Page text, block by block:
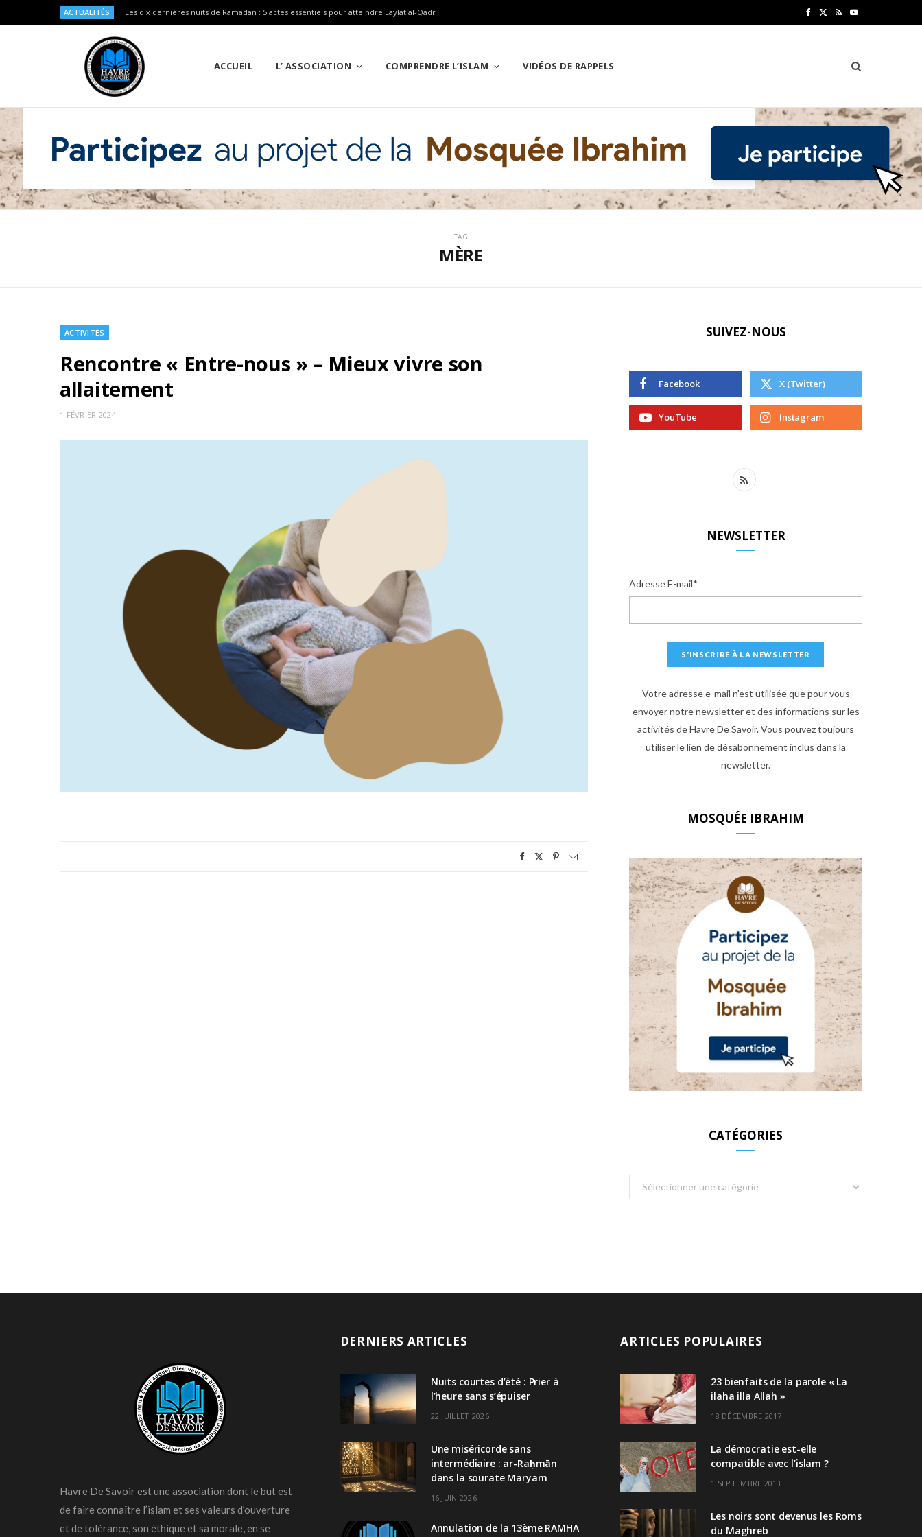
ACTUALITÉS Les dix dernières nuits de Ramadan : 5 actes essentiels pour atteindre Laylat al-Qadr
b
o
i
t
r
R Y
u
u
e
ACCUEIL L’ ASSOCIATION COMPRENDRE L’ISLAM VIDÉOS DE RAPPELS
TAG
MÈRE
ACTIVITÉS
Rencontre « Entre-nous » – Mieux vivre son
allaitement
1 FÉVRIER 2024
SUIVEZ-NOUS
Facebook X (Twitter)
YouTube Instagram
R
NEWSLETTER
Adresse E-mail*
Votre adresse e-mail n'est utilisée que pour vous
envoyer notre newsletter et des informations sur les
activités de Havre De Savoir. Vous pouvez toujours
utiliser le lien de désabonnement inclus dans la
newsletter.
MOSQUÉE IBRAHIM
CATÉGORIES
Catégories
Havre De Savoir est une association dont le but est
de faire connaître l’islam et ses valeurs d’ouverture
et de tolérance, son éthique et sa morale, en se
DERNIERS ARTICLES
Nuits courtes d’été : Prier à
l’heure sans s’épuiser
22 JUILLET 2026
Une miséricorde sans
intermédiaire : ar-Raḥmān
dans la sourate Maryam
16 JUIN 2026
Annulation de la 13ème RAMHA
ARTICLES POPULAIRES
23 bienfaits de la parole « La
ilaha illa Allah »
18 DÉCEMBRE 2017
La démocratie est-elle
compatible avec l’islam ?
1 SEPTEMBRE 2013
Les noirs sont devenus les Roms
du Maghreb